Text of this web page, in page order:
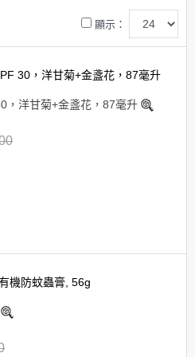
顯示：
，洋甘菊+金盞花，87毫升